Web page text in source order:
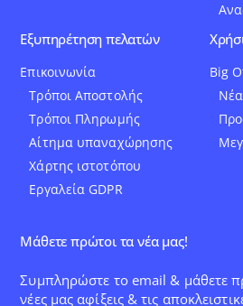
Εξυπηρέτηση πελατών
Επικοινωνία
Τρόποι Αποστολής
Τρόποι Πληρωμής
Αίτημα υπαναχώρησης
Χάρτης ιστοτόπου
Εργαλεία GDPR
Big
Μάθετε πρώτοι τα νέα μας!
Συμπληρώστε το email & μάθετε
νέες μας αφίξεις & τις